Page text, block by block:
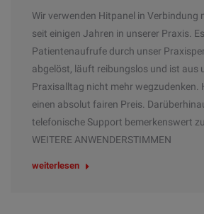
Wir verwenden Hitpanel in Verbindung
seit einigen Jahren in unserer Praxis.
Patientenaufrufe durch unser
abgelöst, läuft reibungslos und ist aus
Praxisalltag nicht mehr wegzudenken.
einen absolut fairen Preis.
telefonische Support bemerkenswert
WEITERE ANWENDERSTIMMEN
weiterlesen